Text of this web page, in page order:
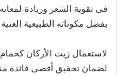
في تقوية الشعر وزيادة
بفضل مكوناته الطبيعية
لاستعمال زيت الأركان
لضمان تحقيق أقصى فائدة